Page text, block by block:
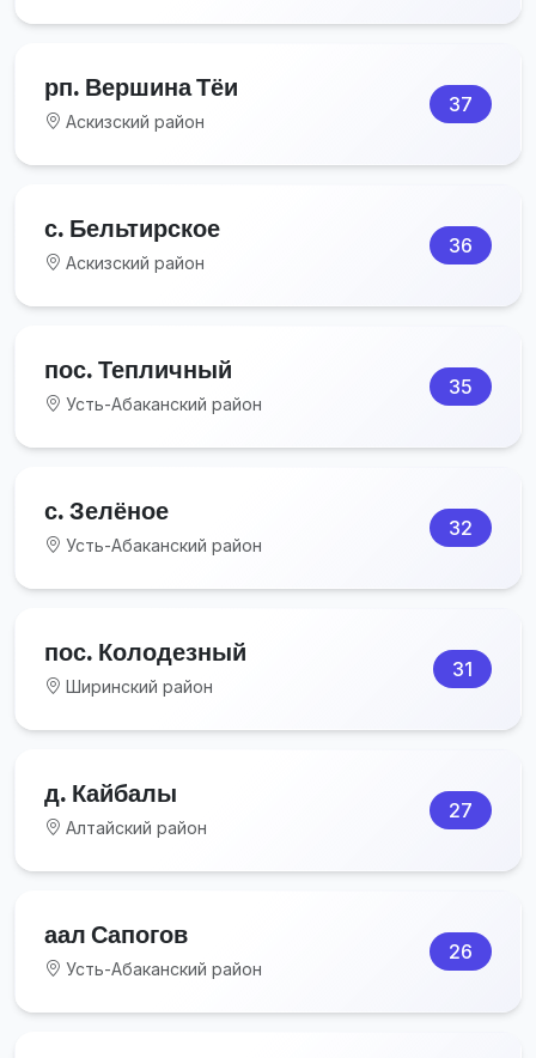
рп. Вершина Тёи
Аскизский район
37
с. Бельтирское
Аскизский район
36
пос. Тепличный
Усть-Абаканский район
35
с. Зелёное
Усть-Абаканский район
32
пос. Колодезный
Ширинский район
31
д. Кайбалы
Алтайский район
27
аал Сапогов
Усть-Абаканский район
26